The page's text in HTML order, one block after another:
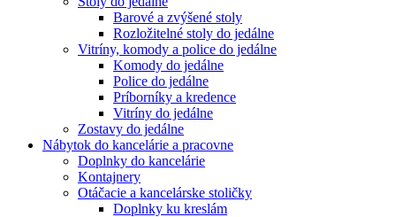
Barové a zvýšené stoly
Rozložitelné stoly do jedálne
Vitríny, komody a police do jedálne
Komody do jedálne
Police do jedálne
Príborníky a kredence
Vitríny do jedálne
Zostavy do jedálne
Nábytok do kancelárie a pracovne
Doplnky do kancelárie
Kontajnery
Otáčacie a kancelárske stoličky
Doplnky ku kreslám